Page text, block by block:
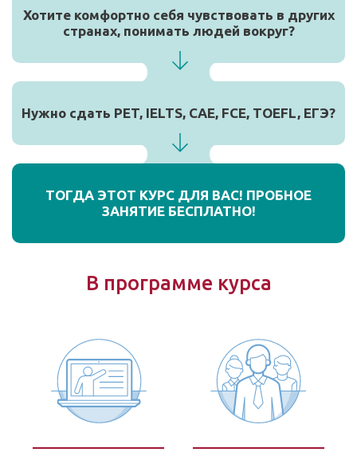
Хотите комфортно себя чувствовать в других
странах, понимать людей вокруг?
Нужно сдать PET, IELTS, CAE, FCE, TOEFL, ЕГЭ?
ТОГДА ЭТОТ КУРС ДЛЯ ВАС! ПРОБНОЕ
ЗАНЯТИЕ БЕСПЛАТНО!
В программе курса